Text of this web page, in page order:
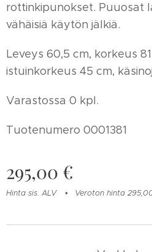
rottinkipunokset. Puuosat
vähäisiä käytön jälkiä.
Leveys 60,5 cm, korkeus
istuinkorkeus 45 cm,
Varastossa 0 kpl.
Tuotenumero 0001381
295,00 €
Hinta sis. ALV Veroton hinta